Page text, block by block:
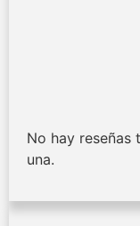
No hay reseñas
una.